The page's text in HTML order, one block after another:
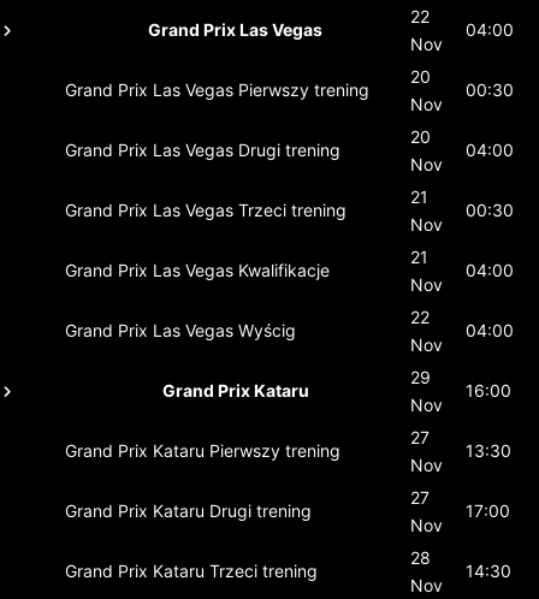
Grand Prix Las Vegas
22
Nov
04:00
Grand Prix Las Vegas Pierwszy trening
20
Nov
00:30
Grand Prix Las Vegas Drugi trening
20
Nov
04:00
Grand Prix Las Vegas Trzeci trening
21
Nov
00:30
Grand Prix Las Vegas Kwalifikacje
21
Nov
04:00
Grand Prix Las Vegas Wyścig
22
Nov
04:00
Grand Prix Kataru
29
Nov
16:00
Grand Prix Kataru Pierwszy trening
27
Nov
13:30
Grand Prix Kataru Drugi trening
27
Nov
17:00
Grand Prix Kataru Trzeci trening
28
Nov
14:30